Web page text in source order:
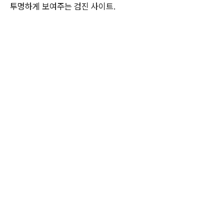
투명하게 보여주는 검진 사이트.